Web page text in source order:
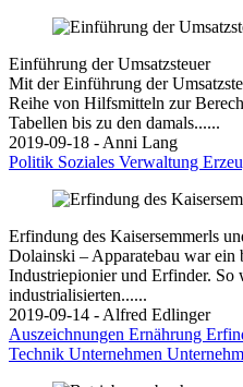
Einführung der Umsatzsteuer
Mit der Einführung der
Reihe von Hilfsmitteln zur
Tabellen bis zu den damals......
2019-09-18 - Anni Lang
Politik Soziales Verwaltung
Erfindung des Kaisersemmerls
Dolainski – Apparatebau war ein
Industriepionier und Erfinder. So
industrialisierten......
2019-09-14 - Alfred Edlinger
Auszeichnungen Ernährung
Technik Unternehmen